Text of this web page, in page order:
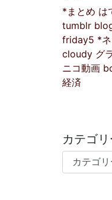
*まとめ は
tumblr
friday5 *
cloudy グ
ニコ動画
経済
カテゴリ
カテゴリー